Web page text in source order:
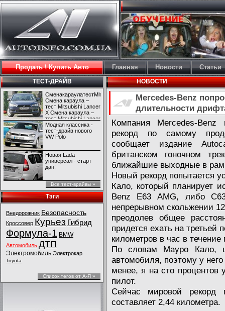
Продать \ Купить Авто Главная Новости Статьи
ТЕСТ-ДРАЙВ
СменакараулатестMitsubishiLancerX
Смена караула –
тест Mitsubishi Lancer
X Смена караула –
тест Mitsubishi Lancer
X
Модная классика -
тест-драйв нового
VW Polo
Новая Lada
универсал - старт
дан!
Все тест-врайвы »
Тэги
Внедорожник Безопасность
Кроссовер Курьез Гибрид
Формула-1 BMW
Автомобиль ДТП
Электромобиль Электрокар
Toyota
Список тегов от А-Я »
НОВОСТИ
Mercedes-Benz
длительности
Компания Mercedes-Benz
рекорд по самому
сообщает издание
британском гоночном
ближайшие выходные в
Новый рекорд попытается
Кало, который планирует
Benz E63 AMG, либо
непрерывном скольжении
преодолев общее
придется ехать на третьей
километров в час в
По словам Мауро Кало,
автомобиля, поэтому у
менее, я на сто процентов
пилот.
Сейчас мировой рекорд
составляет 2,44 километра.